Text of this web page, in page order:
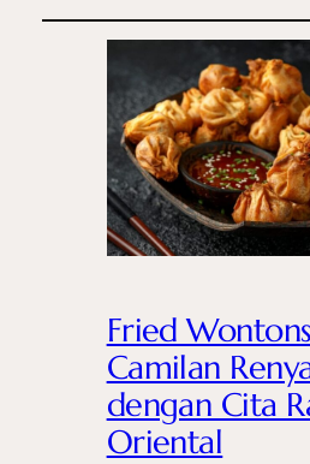
Fried Wontons
Camilan
dengan Cita
Oriental